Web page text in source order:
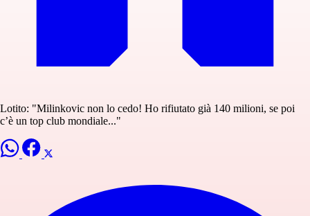
Lotito: "Milinkovic non lo cedo! Ho rifiutato già 140 milioni, se poi
c’è un top club mondiale..."